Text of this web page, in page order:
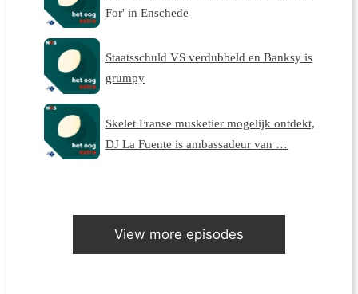
For' in Enschede
Staatsschuld VS verdubbeld en Banksy is
grumpy
Skelet Franse musketier mogelijk ontdekt,
DJ La Fuente is ambassadeur van …
View more episodes